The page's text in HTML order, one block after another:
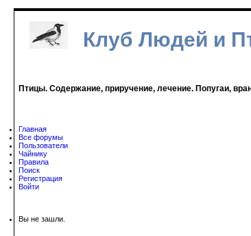
Клуб Людей и
Птицы. Содержание, приручение, лечение. Попугаи,
Главная
Все форумы
Пользователи
Чайнику
Правила
Поиск
Регистрация
Войти
Вы не зашли.